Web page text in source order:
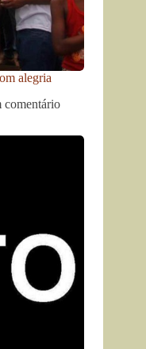
alegria
comentário